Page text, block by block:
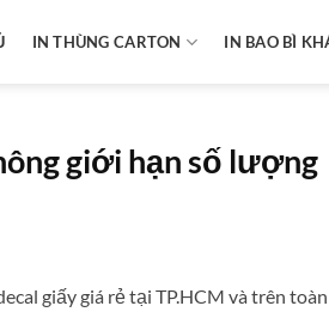
IN THÙNG CARTON IN BAO BÌ
giới hạn số lượng
giấy giá rẻ tại TP.HCM và trên toàn